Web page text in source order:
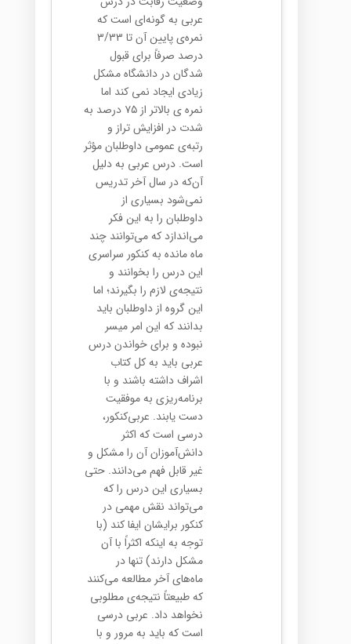
عربی به گونه‌ای است که
نمره‌ی پایین آن تا ۳/۳۳
درصد صرفاً برای قبول
شدگان در دانشگاه مشکل
زیادی ایجاد نمی کند اما
نمره ی بالاتر از ۷۵ درصد به
شدت در افزایش تراز و
رتبه‌ی عمومی داوطلبان مؤثر
است. درس عربی به دلیل
آن‌که در سال آخر تدریس
نمی‌شود بسیاری از
داوطلبان را به این فکر
می‌اندازد که می‌توانند چند
ماه مانده به کنکور سراسری
این درس را بخوانند و
نتیجه‌ی لازم را بگیرند؛ اما
این گروه از داوطلبان باید
بدانند که این امر میسر
نبوده و برای خواندن درس
عربی باید به کل کتاب
اشراف داشته باشند و با
برنامه‌ریزی به موفقیت
دست یابند. عربی‌کنکور،
درسی است که اکثر
دانش‌آموزان آن را مشکل و
غیر قابل فهم می‌دانند. حتی
بسیاری این درس را که
می‌تواند نقش مهمی در
کنکور برایشان ایفا کند (با
توجه به اینکه اکثراً با آن
مشکل دارند) تنها در
ماه‌های آخر مطالعه می‌کنند
که طبیعتاً نتیجه‌ی مطلوبی
نخواهد داد. عربی درسی
است که باید به مرور و با